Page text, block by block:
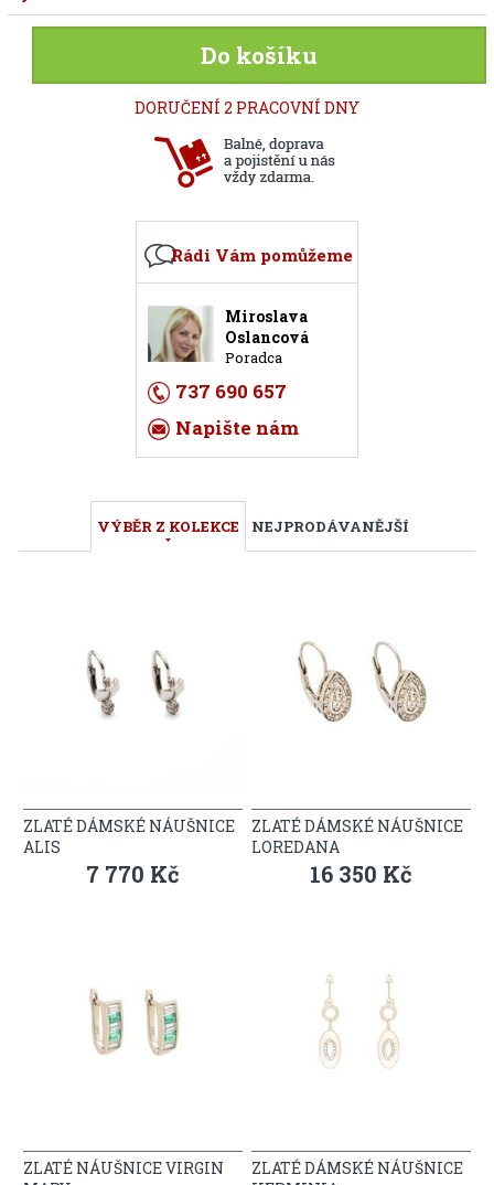
Do košíku
DORUČENÍ 2 PRACOVNÍ DNY
Rádi Vám pomůžeme
Miroslava
Oslancová
Poradca
737 690 657
Napište nám
VÝBĚR Z KOLEKCE NEJPRODÁVANĚJŠÍ
ZLATÉ DÁMSKÉ NÁUŠNICE
ALIS
7 770 Kč
ZLATÉ DÁMSKÉ NÁUŠNICE
LOREDANA
16 350 Kč
ZLATÉ NÁUŠNICE VIRGIN
ZLATÉ DÁMSKÉ NÁUŠNICE